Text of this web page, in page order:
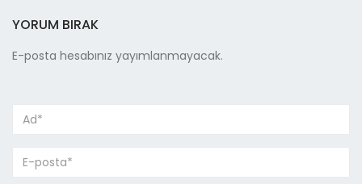
YORUM BIRAK
E-posta hesabınız yayımlanmayacak.